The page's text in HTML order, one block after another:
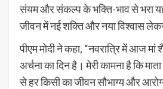
संयम और संकल्प के भक्ति-भाव से भरा यह
जीवन में नई शक्ति और नया विश्वास
पीएम मोदी ने कहा, “नवरात्रि में आज
अर्चना का दिन है। मेरी कामना है कि
से हर किसी का जीवन सौभाग्य और